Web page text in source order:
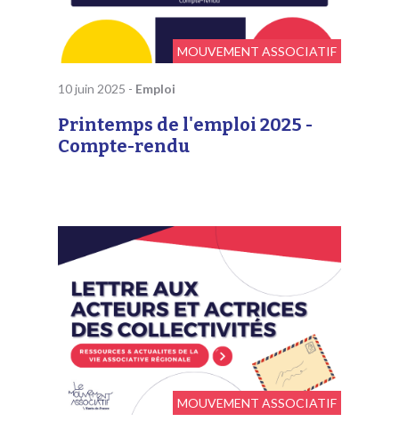
MOUVEMENT ASSOCIATIF
10 juin 2025 - Emploi
Printemps de l'emploi 2025 -
Compte-rendu
MOUVEMENT ASSOCIATIF